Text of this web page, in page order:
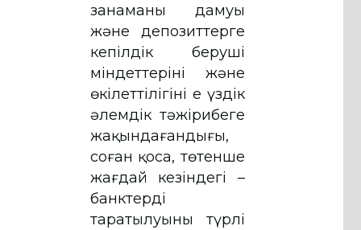
заңнаманың дамуы
және депозиттерге
кепілдік беруші
міндеттерінің және
өкілеттілігінің ең үздік
әлемдік тәжірибеге
жақындағандығы,
соған қоса, төтенше
жағдай кезіндегі –
банктердің
таратылуының түрлі